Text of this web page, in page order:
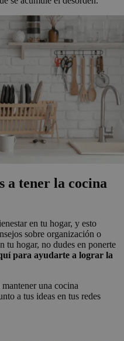
a tener la cocina
en tu hogar, y esto
sobre organización o
tu hogar, no dudes en ponerte
para ayudarte a lograr la
mantener una cocina
a tus ideas en tus redes